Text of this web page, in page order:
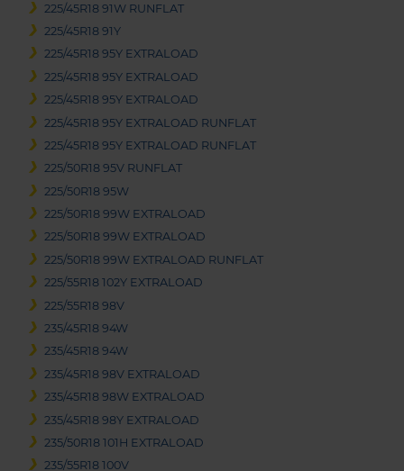
225/45R18 91W RUNFLAT
225/45R18 91Y
225/45R18 95Y EXTRALOAD
225/45R18 95Y EXTRALOAD
225/45R18 95Y EXTRALOAD
225/45R18 95Y EXTRALOAD RUNFLAT
225/45R18 95Y EXTRALOAD RUNFLAT
225/50R18 95V RUNFLAT
225/50R18 95W
225/50R18 99W EXTRALOAD
225/50R18 99W EXTRALOAD
225/50R18 99W EXTRALOAD RUNFLAT
225/55R18 102Y EXTRALOAD
225/55R18 98V
235/45R18 94W
235/45R18 94W
235/45R18 98V EXTRALOAD
235/45R18 98W EXTRALOAD
235/45R18 98Y EXTRALOAD
235/50R18 101H EXTRALOAD
235/55R18 100V